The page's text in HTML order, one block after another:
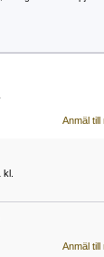
Anmäl till
Anmäl till